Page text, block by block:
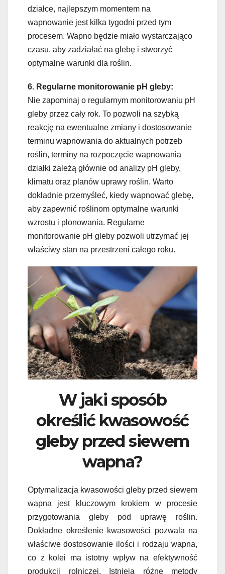
działce, najlepszym momentem na
wapnowanie jest kilka tygodni przed tym
procesem. Wapno będzie miało wystarczająco
czasu, aby zadziałać na glebę i stworzyć
optymalne warunki dla roślin.
6. Regularne monitorowanie pH gleby:
Nie zapominaj o regularnym monitorowaniu pH
gleby przez cały rok. To pozwoli na szybką
reakcję na ewentualne zmiany i dostosowanie
terminu wapnowania do aktualnych potrzeb
roślin, terminy na rozpoczęcie wapnowania
działki zależą głównie od analizy pH gleby,
klimatu oraz planów uprawy roślin. Warto
dokładnie przemyśleć, kiedy wapnować glebę,
aby zapewnić roślinom optymalne warunki
wzrostu i plonowania. Regularne
monitorowanie pH gleby pozwoli utrzymać jej
właściwy stan na przestrzeni całego roku.
W jaki sposób
określić kwasowość
gleby przed siewem
wapna?
Optymalizacja kwasowości gleby przed siewem
wapna jest kluczowym krokiem w procesie
przygotowania gleby pod uprawę roślin.
Dokładne określenie kwasowości pozwala na
właściwe dostosowanie ilości i rodzaju wapna,
co z kolei ma istotny wpływ na efektywność
produkcji rolniczej. Istnieją różne metody